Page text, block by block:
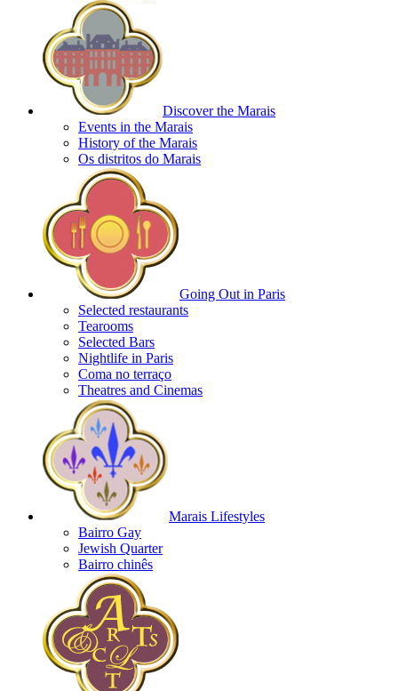
Discover the Marais
Events in the Marais
History of the Marais
Os distritos do Marais
Going Out in Paris
Selected restaurants
Tearooms
Selected Bars
Nightlife in Paris
Coma no terraço
Theatres and Cinemas
Marais Lifestyles
Bairro Gay
Jewish Quarter
Bairro chinês